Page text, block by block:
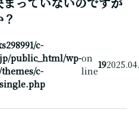
c-
public_html/wp-
c-
on
line
19